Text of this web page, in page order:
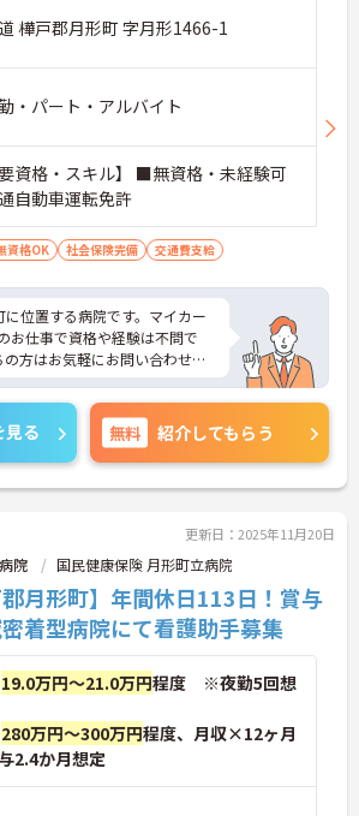
樺戸郡月形町 字月形1466-1
・パート・アルバイト
要資格・スキル】 ■無資格・未経験可
自動車運転免許
資格OK 社会保険完備 交通費支給
位置する病院です。マイカー
お仕事で資格や経験は不問で
方はお気軽にお問い合わせく
見る 無料 紹介してもらう
更新日：2025年11月20日
院 国民健康保険 月形町立病院
郡月形町】年間休日113日！賞与
着型病院にて看護助手募集
19.0万円～21.0万円程度 ※夜勤5回想
280万円～300万円程度、月収×12ヶ月
2.4か月想定